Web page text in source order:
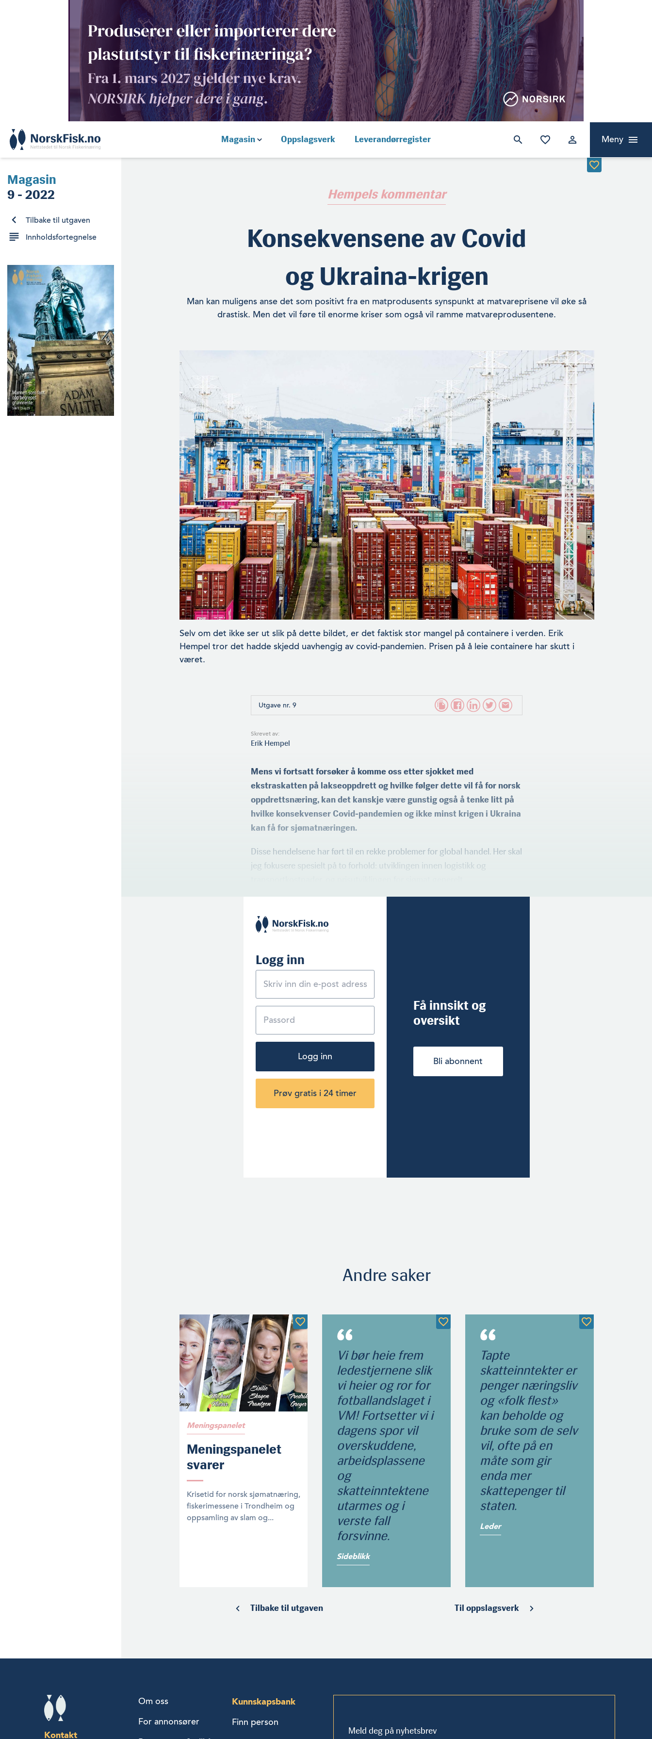
Magasin Oppslagsverk Leverandørregister Meny
Magasin
9 - 2022
Tilbake til utgaven
Innholdsfortegnelse
Hempels kommentar
Konsekvensene av Covid
og Ukraina-krigen
Man kan muligens anse det som positivt fra en matprodusents synspunkt at matvareprisene vil øke så
drastisk. Men det vil føre til enorme kriser som også vil ramme matvareprodusentene.
Selv om det ikke ser ut slik på dette bildet, er det faktisk stor mangel på containere i verden. Erik
Hempel tror det hadde skjedd uavhengig av covid-pandemien. Prisen på å leie containere har skutt i
været.
Utgave nr. 9
Skrevet av:
Erik Hempel
Mens vi fortsatt forsøker å komme oss etter sjokket med
ekstraskatten på lakseoppdrett og hvilke følger dette vil få for norsk
oppdrettsnæring, kan det kanskje være gunstig også å tenke litt på
hvilke konsekvenser Covid-pandemien og ikke minst krigen i Ukraina
kan få for sjømatnæringen.
Disse hendelsene har ført til en rekke problemer for global handel. Her skal
jeg fokusere spesielt på to forhold: utviklingen innen logistikk og
Logg inn
Logg inn
Prøv gratis i 24 timer
Få innsikt og
oversikt
Bli abonnent
Andre saker
Meningspanelet
Meningspanelet
svarer
Krisetid for norsk sjømatnæring,
fiskerimessene i Trondheim og
oppsamling av slam og...
Vi bør heie frem
ledestjernene slik
vi heier og ror for
fotballandslaget i
VM! Fortsetter vi i
dagens spor vil
overskuddene,
arbeidsplassene
og
skatteinntektene
utarmes og i
verste fall
forsvinne.
Sideblikk
Tapte
skatteinntekter er
penger næringsliv
og «folk flest»
kan beholde og
bruke som de selv
vil, ofte på en
måte som gir
enda mer
skattepenger til
staten.
Leder
Tilbake til utgaven Til oppslagsverk
Kontakt
Om oss
For annonsører
Kunnskapsbank
Finn person
Meld deg på nyhetsbrev